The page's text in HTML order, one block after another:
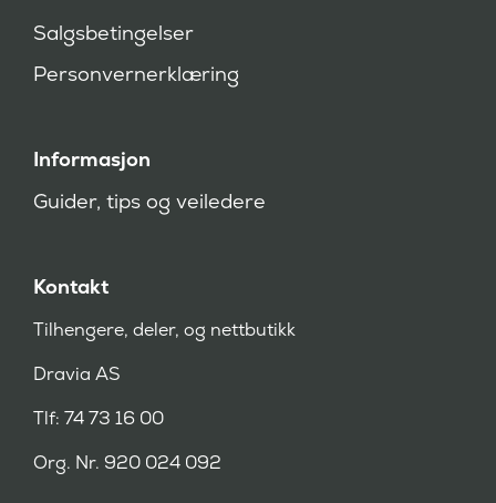
Salgsbetingelser
Personvernerklæring
Informasjon
Guider, tips og veiledere
d
Kontakt
Tilhengere, deler, og nettbutikk
Dravia AS
Tlf: 74 73 16 00
Org. Nr. 920 024 092